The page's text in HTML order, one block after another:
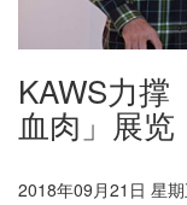
KAWS力
血肉」展览
2018年09月21日 星